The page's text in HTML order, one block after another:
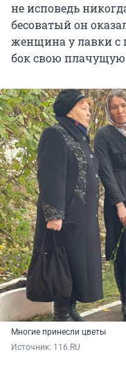
не исповедь
бесоватый он
женщина у лавки с
бок свою
Многие принесли цветы
Источник: 116.RU